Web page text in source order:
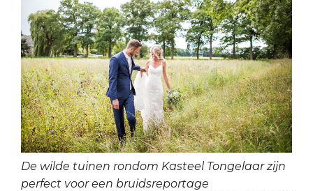
De wilde tuinen rondom Kasteel Tongelaar zijn
perfect voor een bruidsreportage